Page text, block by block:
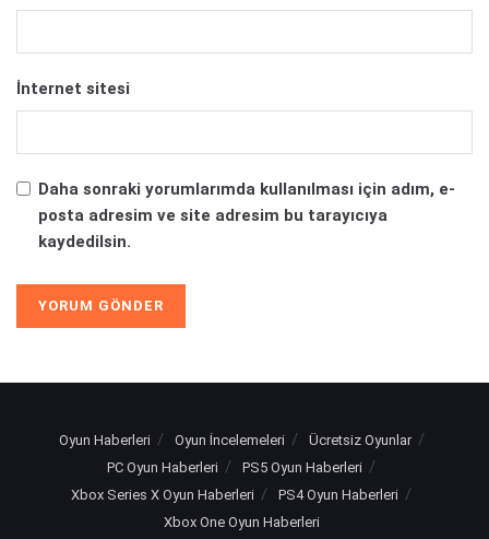
İnternet sitesi
Daha sonraki yorumlarımda kullanılması için adım, e-
posta adresim ve site adresim bu tarayıcıya
kaydedilsin.
Oyun Haberleri Oyun İncelemeleri
Ücretsiz Oyunlar
PC Oyun Haberleri
PS5 Oyun Haberleri
Xbox Series X Oyun Haberleri
PS4 Oyun Haberleri
Xbox One Oyun Haberleri